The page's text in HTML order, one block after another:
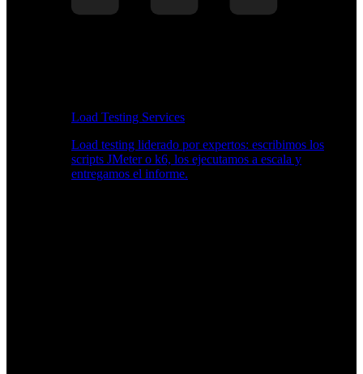
Load Testing Services
Load testing liderado por expertos: escribimos los
scripts JMeter o k6, los ejecutamos a escala y
entregamos el informe.